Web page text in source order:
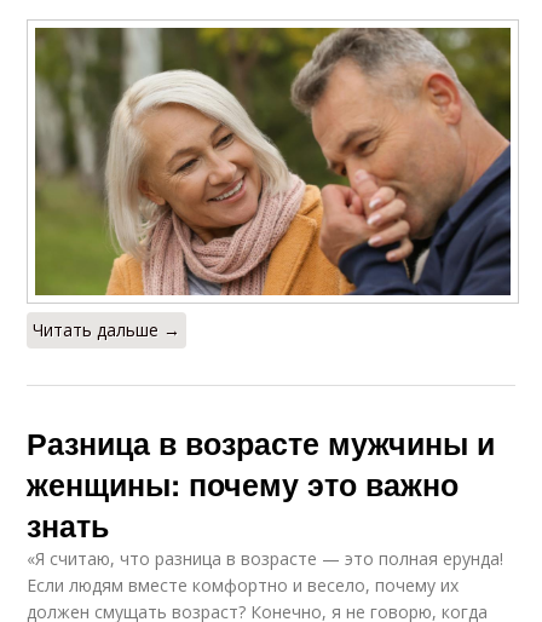
Читать дальше →
Разница в возрасте мужчины и
женщины: почему это важно
знать
«Я считаю, что разница в возрасте — это полная ерунда!
Если людям вместе комфортно и весело, почему их
должен смущать возраст? Конечно, я не говорю, когда